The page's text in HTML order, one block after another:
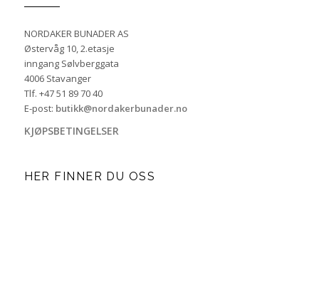
NORDAKER BUNADER AS
Østervåg 10, 2.etasje
inngang Sølvberggata
4006 Stavanger
Tlf. +47 51 89 70 40
E-post: butikk@nordakerbunader.no
KJØPSBETINGELSER
HER FINNER DU OSS